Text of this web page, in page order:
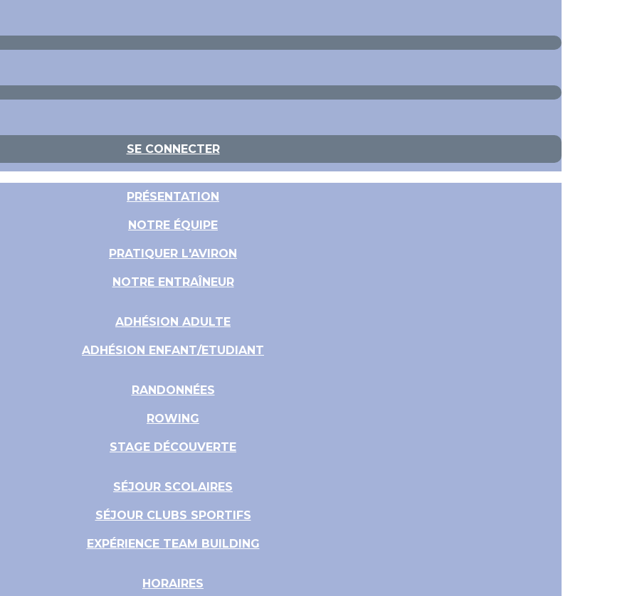
SE CONNECTER
PRÉSENTATION
NOTRE ÉQUIPE
PRATIQUER L'AVIRON
NOTRE ENTRAÎNEUR
ADHÉSION ADULTE
ADHÉSION ENFANT/ETUDIANT
RANDONNÉES
ROWING
STAGE DÉCOUVERTE
SÉJOUR SCOLAIRES
SÉJOUR CLUBS SPORTIFS
EXPÉRIENCE TEAM BUILDING
HORAIRES